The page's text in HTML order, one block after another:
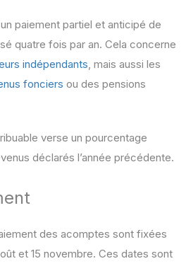
paiement partiel et anticipé de
quatre fois par an. Cela concerne
indépendants, mais aussi les
fonciers ou des pensions
verse un pourcentage
déclarés l’année précédente.
des acomptes sont fixées
et 15 novembre. Ces dates sont